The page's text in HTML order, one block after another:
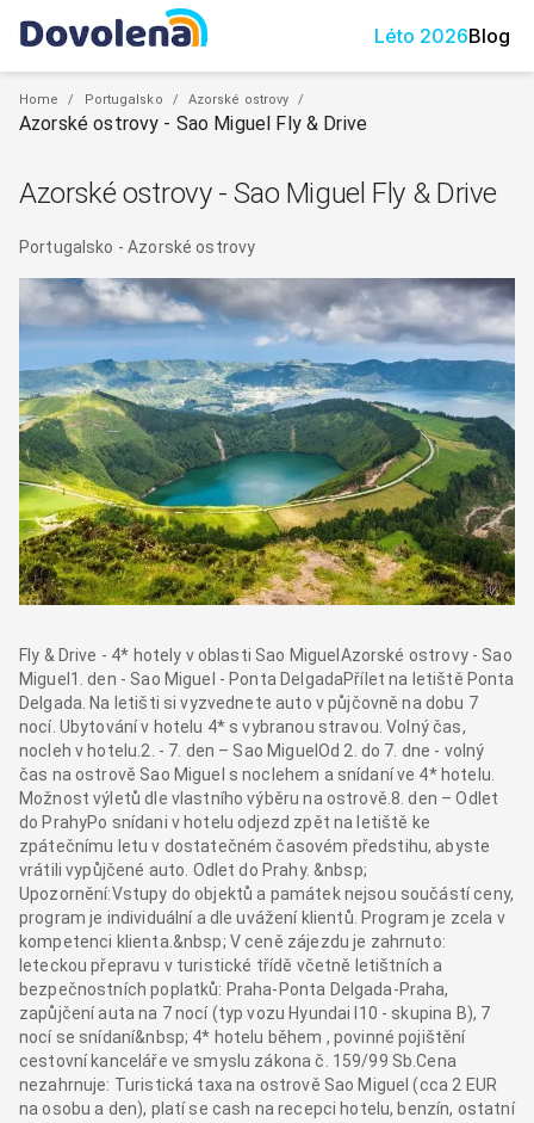
Léto 2026Blog
Home / Portugalsko / Azorské ostrovy /
Azorské ostrovy - Sao Miguel Fly & Drive
Azorské ostrovy - Sao Miguel Fly & Drive
Portugalsko -Azorské ostrovy
Fly & Drive - 4* hotely v oblasti Sao MiguelAzorské ostrovy - Sao
Miguel1. den - Sao Miguel - Ponta DelgadaPřílet na letiště Ponta
Delgada. Na letišti si vyzvednete auto v půjčovně na dobu 7
nocí. Ubytování v hotelu 4* s vybranou stravou. Volný čas,
nocleh v hotelu.2. - 7. den – Sao MiguelOd 2. do 7. dne - volný
čas na ostrově Sao Miguel s noclehem a snídaní ve 4* hotelu.
Možnost výletů dle vlastního výběru na ostrově.8. den – Odlet
do PrahyPo snídani v hotelu odjezd zpět na letiště ke
zpátečnímu letu v dostatečném časovém předstihu, abyste
vrátili vypůjčené auto. Odlet do Prahy. &nbsp;
Upozornění:Vstupy do objektů a památek nejsou součástí ceny,
program je individuální a dle uvážení klientů. Program je zcela v
kompetenci klienta.&nbsp; V ceně zájezdu je zahrnuto:
leteckou přepravu v turistické třídě včetně letištních a
bezpečnostních poplatků: Praha-Ponta Delgada-Praha,
zapůjčení auta na 7 nocí (typ vozu Hyundai I10 - skupina B), 7
nocí se snídaní&nbsp; 4* hotelu během , povinné pojištění
cestovní kanceláře ve smyslu zákona č. 159/99 Sb.Cena
nezahrnuje: Turistická taxa na ostrově Sao Miguel (cca 2 EUR
na osobu a den), platí se cash na recepci hotelu, benzín, ostatní